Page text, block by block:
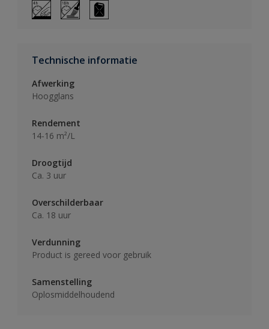
Technische informatie
Afwerking
Hoogglans
Rendement
14-16 m²/L
Droogtijd
Ca. 3 uur
Overschilderbaar
Ca. 18 uur
Verdunning
Product is gereed voor gebruik
Samenstelling
Oplosmiddelhoudend